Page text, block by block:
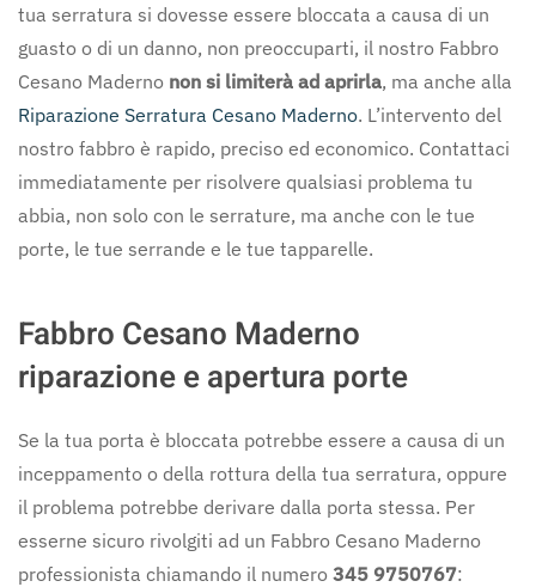
tua serratura si dovesse essere bloccata a causa di un
guasto o di un danno, non preoccuparti, il nostro Fabbro
Cesano Maderno non si limiterà ad aprirla, ma anche alla
Riparazione Serratura Cesano Maderno. L’intervento del
nostro fabbro è rapido, preciso ed economico. Contattaci
immediatamente per risolvere qualsiasi problema tu
abbia, non solo con le serrature, ma anche con le tue
porte, le tue serrande e le tue tapparelle.
Fabbro Cesano Maderno
riparazione e apertura porte
Se la tua porta è bloccata potrebbe essere a causa di un
inceppamento o della rottura della tua serratura, oppure
il problema potrebbe derivare dalla porta stessa. Per
esserne sicuro rivolgiti ad un Fabbro Cesano Maderno
professionista chiamando il numero 345 9750767: